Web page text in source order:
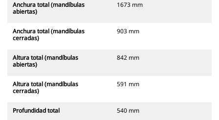
Anchura total (mandíbulas
abiertas)
1673 mm
Anchura total (mandíbulas
cerradas)
903 mm
Altura total (mandíbulas
abiertas)
842 mm
Altura total (mandíbulas
cerradas)
591 mm
Profundidad total 540 mm